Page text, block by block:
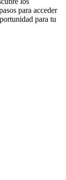
para acceder
para tu